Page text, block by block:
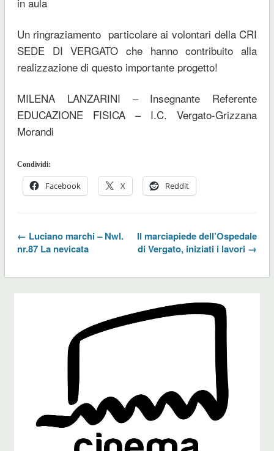
Un ringraziamento particolare ai volontari della CRI
SEDE DI VERGATO che hanno contribuito alla
realizzazione di questo importante progetto!
MILENA LANZARINI – Insegnante Referente
EDUCAZIONE FISICA – I.C. Vergato-Grizzana
Morandi
Condividi:
Facebook X Reddit
← Luciano marchi – Nwl.
nr.87 La nevicata
Il marciapiede dell’Ospedale
di Vergato, iniziati i lavori →